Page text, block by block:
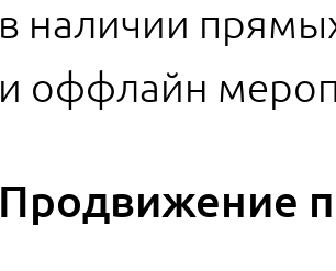
в наличии
и оффлайн
Продвижение